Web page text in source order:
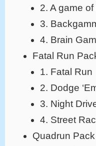
2. A game
3.
4. Brain
Fatal Run
1. Fatal Run
2. Dodge
3. Night
4. Street
Quadrun Pack